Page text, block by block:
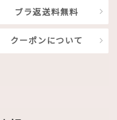
ブラ返送料無料
クーポンについて